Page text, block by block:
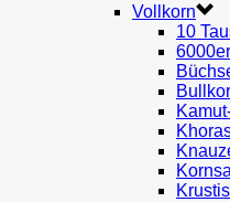
Vollkorn
10